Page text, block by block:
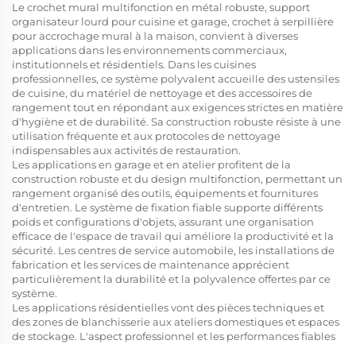
Le crochet mural multifonction en métal robuste, support
organisateur lourd pour cuisine et garage, crochet à serpillière
pour accrochage mural à la maison, convient à diverses
applications dans les environnements commerciaux,
institutionnels et résidentiels. Dans les cuisines
professionnelles, ce système polyvalent accueille des ustensiles
de cuisine, du matériel de nettoyage et des accessoires de
rangement tout en répondant aux exigences strictes en matière
d'hygiène et de durabilité. Sa construction robuste résiste à une
utilisation fréquente et aux protocoles de nettoyage
indispensables aux activités de restauration.
Les applications en garage et en atelier profitent de la
construction robuste et du design multifonction, permettant un
rangement organisé des outils, équipements et fournitures
d'entretien. Le système de fixation fiable supporte différents
poids et configurations d'objets, assurant une organisation
efficace de l'espace de travail qui améliore la productivité et la
sécurité. Les centres de service automobile, les installations de
fabrication et les services de maintenance apprécient
particulièrement la durabilité et la polyvalence offertes par ce
système.
Les applications résidentielles vont des pièces techniques et
des zones de blanchisserie aux ateliers domestiques et espaces
de stockage. L'aspect professionnel et les performances fiables